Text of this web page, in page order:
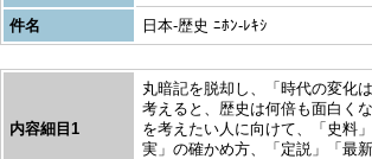
件名
日本-歴史 ﾆﾎﾝ-ﾚｷｼ
内容細目1
丸暗記を脱却し、「時代の変化
考えると、歴史は何倍も面白く
を考えたい人に向けて、「史料
実」の確かめ方、「定説」「最